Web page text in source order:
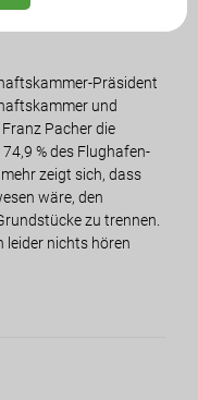
und wie sein ´Plan
Präsident
und
Pacher die
% des Flughafen-
zeigt sich, dass
wäre, den
zu trennen.
leider nichts hören